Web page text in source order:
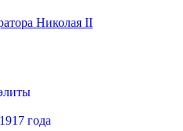
Николая II
года